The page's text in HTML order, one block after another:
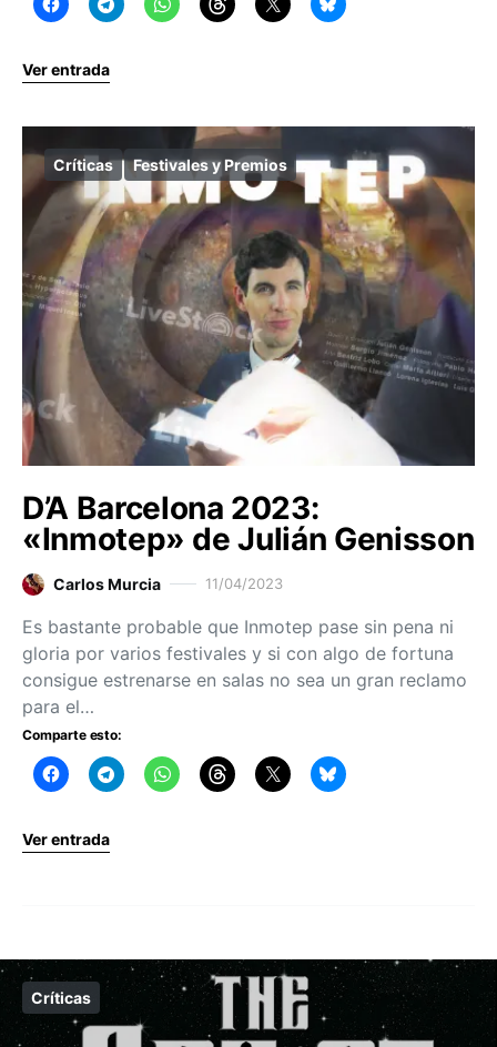
Ver entrada
Críticas Festivales y Premios
D’A Barcelona 2023:
«Inmotep» de Julián Genisson
Carlos Murcia 11/04/2023
Es bastante probable que Inmotep pase sin pena ni
gloria por varios festivales y si con algo de fortuna
consigue estrenarse en salas no sea un gran reclamo
para el…
Comparte esto:
Ver entrada
Críticas